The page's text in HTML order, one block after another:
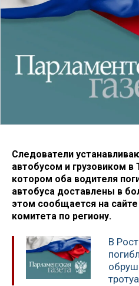
Следователи
автобусом и грузовиком в
котором оба водителя
автобуса доставлены в
этом сообщается на
комитета по региону.
В